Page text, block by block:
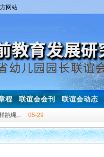
网站
程 联谊会会刊 联谊会动态
跳绳... 05-29
交流... 11-20
示与... 01-08
... 03-05